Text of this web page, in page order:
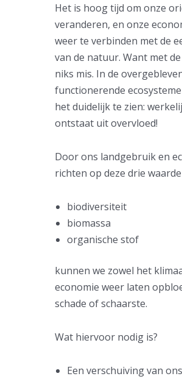
Het is hoog tijd om onze
veranderen, en onze
weer te verbinden met de
van de natuur. Want met
niks mis. In de
functionerende
het duidelijk te zien:
ontstaat uit overvloed!
Door ons landgebruik en
richten op deze drie
biodiversiteit
biomassa
organische stof
kunnen we zowel het
economie weer laten
schade of schaarste.
Wat hiervoor nodig is?
Een verschuiving van